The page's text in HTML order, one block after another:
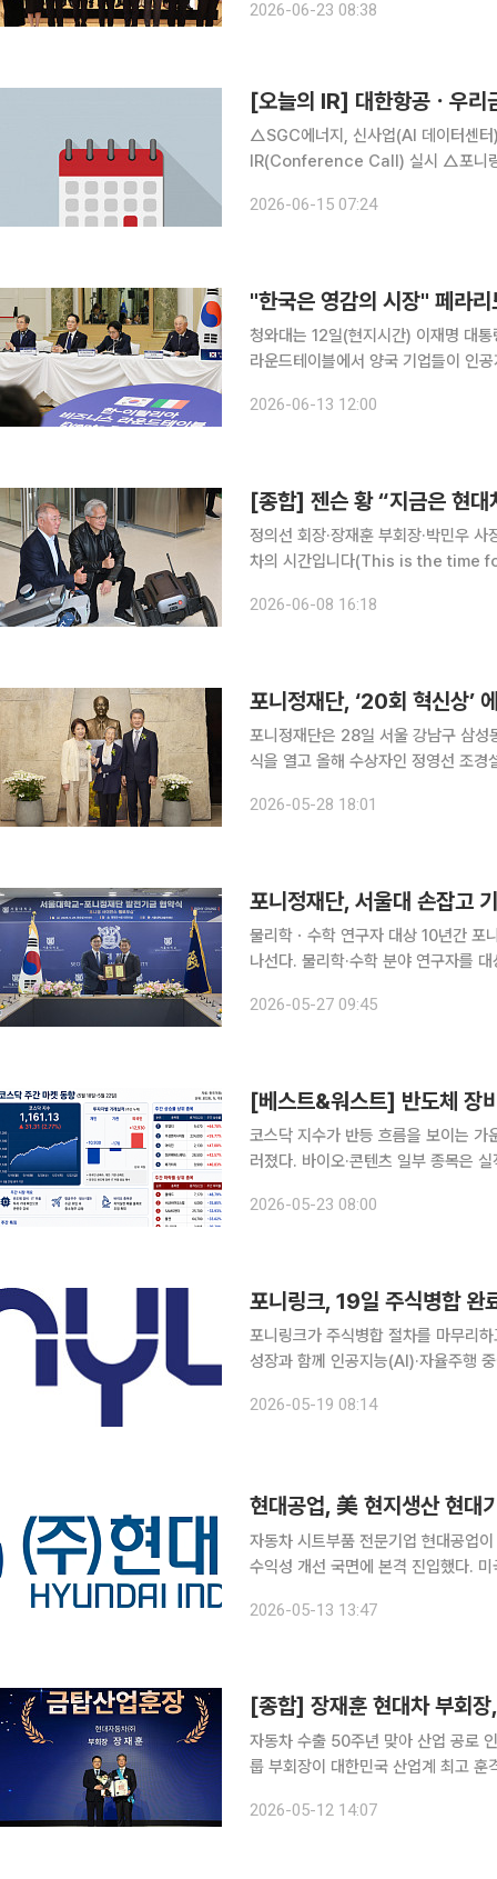
다. 김민석 총리는 이날 저녁 주중국
2026-06-23 08:38
[오늘의 IR] 대한항공ㆍ우리
△SGC에너지, 신사업(AI 데이터센
IR(Conference Call) 실시 △포니링
설명을 통한 투자자 이해도 증진
2026-06-15 07:24
"한국은 영감의 시장" 페라
청와대는 12일(현지시간) 이재명 대
라운드테이블에서 양국 기업들이 인
제기됐던 이탈리아의 초감가상각제
2026-06-13 12:00
정의선 회장·장재훈 부회장·박민우 사장
차의 시간입니다(This is the time for Hyundai). 젠슨 황 엔비디아
망 협력을 넘어 자율주행과 로보틱스,
2026-06-08 16:18
포니정재단, ‘20회 혁신상’
포니정재단은 28일 서울 강남구 삼성
식을 열고 올해 수상자인 정영선 조경설계
2026-05-28 18:01
포니정재단, 서울대 손잡고
물리학ㆍ수학 연구자 대상 10년간 포니정재단이 서울대학교와 손잡고 기초과학 연구 지원 확대에
나선다. 물리학·수학 분야 연구자를
정관에서 서울대학교와 ‘포니정 사이
2026-05-27 09:45
[베스트&워스트] 반도체
코스닥 지수가 반등 흐름을 보이는 가
러졌다. 바이오·콘텐츠 일부 종목은
포인트(2.77%) 오른 1161.13으로 마
2026-05-23 08:00
포니링크, 19일 주식병합 완
포니링크가 주식병합 절차를 마무리
성장과 함께 인공지능(AI)·자율주행
2026-05-19 08:14
자동차 시트부품 전문기업 현대공업
수익성 개선 국면에 본격 진입했다.
난해에는 미국향 물량 대응 과정에서
2026-05-13 13:47
자동차 수출 50주년 맞아 산업 공로 인정“전동
룹 부회장이 대한민국 산업계 최고 훈
정받은 것이다. 자동차 산업 분야에
2026-05-12 14:07